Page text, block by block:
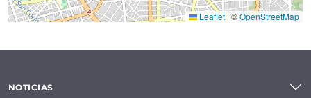
Leaflet | ©OpenStreetMap
NOTICIAS